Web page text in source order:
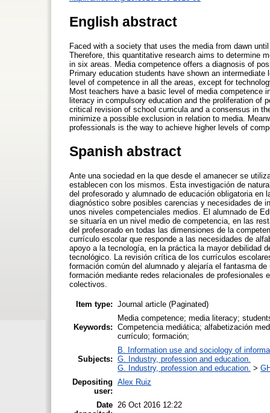
English abstract
Faced with a society that uses the media from dawn
Therefore, this quantitative research aims to determine
in six areas. Media competence offers a diagnosis of
Primary education students have shown an
level of competence in all the areas, except for
Most teachers have a basic level of media competence
literacy in compulsory education and the proliferation of
critical revision of school curricula and a consensus in
minimize a possible exclusion in relation to media.
professionals is the way to achieve higher levels of
Spanish abstract
Ante una sociedad en la que desde el amanecer se
establecen con los mismos. Esta investigación de
del profesorado y alumnado de educación obligatoria
diagnóstico sobre posibles carencias y necesidades de
unos niveles competenciales medios. El alumnado de
se situaría en un nivel medio de competencia, en las
del profesorado en todas las dimensiones de la
currículo escolar que responde a las necesidades de
apoyo a la tecnología, en la práctica la mayor debilidad
tecnológico. La revisión crítica de los currículos
formación común del alumnado y alejaría el fantasma
formación mediante redes relacionales de
colectivos.
Item type: Journal article (Paginated)
Keywords:
Media competence; media literacy;
Competencia mediática; alfabetización
currículo; formación;
Subjects:
B. Information use and sociology of
G. Industry, profession and education.
G. Industry, profession and education. >
Depositing
user:
Alex Ruiz
Date 26 Oct 2016 12:22